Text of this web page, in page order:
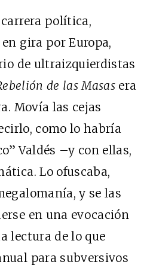
política,
gira por Europa,
de ultraizquierdistas
de las Masas era
Movía las cejas
como lo habría
Valdés –y con ellas,
Lo ofuscaba,
y se las
en una evocación
lectura de lo que
para subversivos